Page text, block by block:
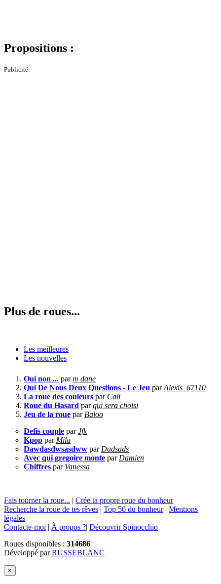
Propositions :
Publicité
Plus de roues...
Les meilleures
Les nouvelles
Oui non ... parm dane
Qui De Nous Deux Questions - Le Jeu parAlexis_67110
La roue des couleurs par Cali
Roue du Hasard parqui sera choisi
Jeu de la roue par Baloo
Defis couple parJfk
Kpop par Mila
Dawdasdwsasdww par Dadsads
Avec qui gregoire monte par Damien
Chiffres par Vanessa
Fais tourner la roue... | Crée ta propre roue du bonheur
Recherche la roue de tes rêves | Top 50 du bonheur| Mentions
légales
Contacte-moi | À propos ?| Découvrir Spinocchio
Roues disponibles : 314686
Développé parRUSSEBLANC
×